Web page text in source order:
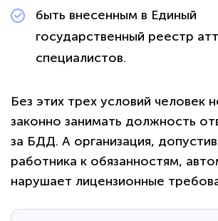
быть внесенным в Единый
государственный реестр
специалистов.
Без этих трех условий человек
законно занимать должность
за БДД. А организация,
работника к обязанностям,
нарушает лицензионные